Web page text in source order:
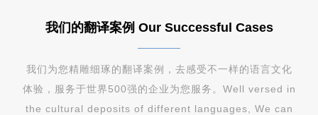
我们的翻译案例 Our Successful Cases
我们为您精雕细琢的翻译案例，去感受不一样的语言文化
体验，服务于世界500强的企业为您服务。Well versed in
the cultural deposits of different languages, We can